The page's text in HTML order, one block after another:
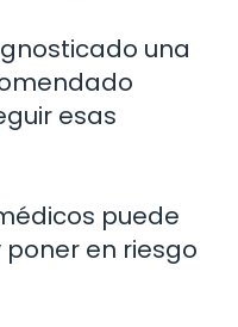
una
esas
puede
en riesgo